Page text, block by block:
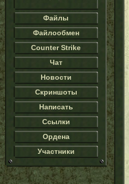
Файлы
Файлообмен
Counter Strike
Чат
Новости
Скриншоты
Написать
Ссылки
Ордена
Участники